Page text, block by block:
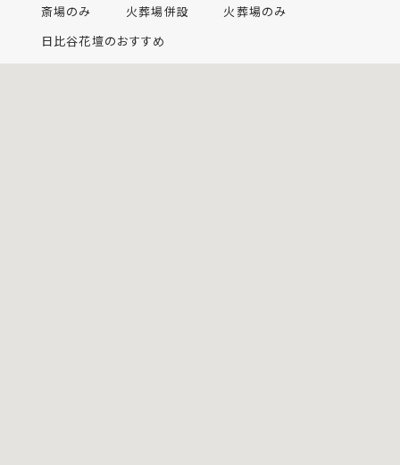
斎場のみ 火葬場併設
火葬場のみ
日比谷花壇のおすすめ